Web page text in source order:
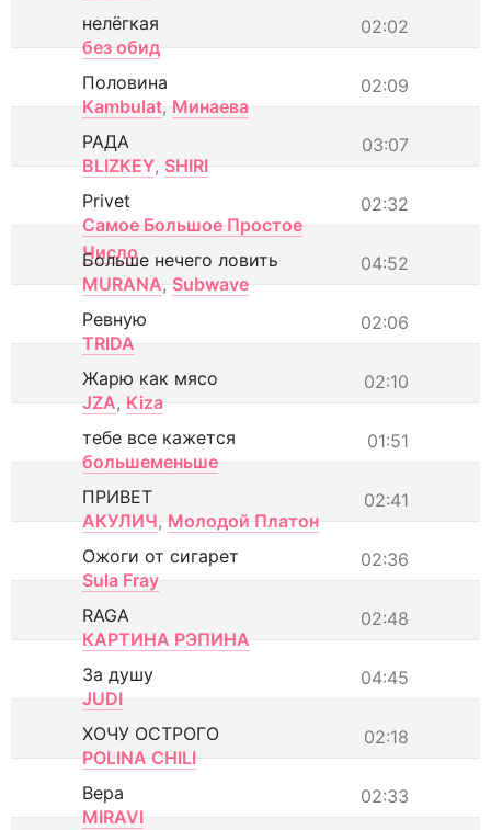
02:02
нелёгкая
без обид
02:09
Половина
Kambulat, Минаева
03:07
РАДА
BLIZKEY, SHIRI
02:32
Privet
Самое Большое Простое
Число
04:52
Больше нечего ловить
MURANA, Subwave
02:06
Ревную
TRIDA
02:10
Жарю как мясо
JZA, Kiza
01:51
тебе все кажется
большеменьше
02:41
ПРИВЕТ
АКУЛИЧ, Молодой Платон
02:36
Ожоги от сигарет
Sula Fray
02:48
RAGA
КАРТИНА РЭПИНА
04:45
За душу
JUDI
02:18
ХОЧУ ОСТРОГО
POLINA CHILI
02:33
Вера
MIRAVI